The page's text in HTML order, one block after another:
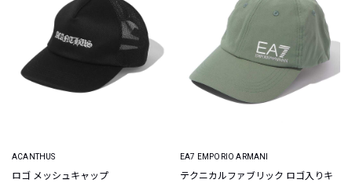
ACANTHUS
ロゴ メッシュキャップ
EA7 EMPORIO ARMANI
テクニカルファブリック ロゴ入りキ